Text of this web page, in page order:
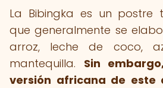
La Bibingka es un postre
que generalmente se
arroz, leche de coco,
mantequilla. Sin
versión africana de este